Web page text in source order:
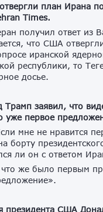
план Ирана
Times.
получил ответ из
что США
иранской
республики, то
досье.
заявил, что
уже первое
мне не нравится
борту
ли он с ответом
же было первым
президента США